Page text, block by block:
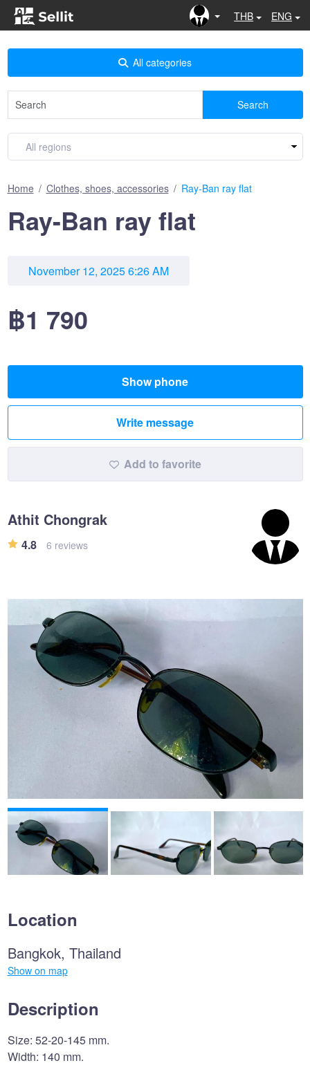
THB ENG
All categories
Search
Home Clothes, shoes, accessories Ray-Ban ray flat
Ray-Ban ray flat
November 12, 2025 6:26 AM
Location
Bangkok, Thailand
Show on map
Description
Size: 52-20-145 mm.
Width: 140 mm.
฿1 790
Show phone
Write message
Add to favorite
Athit Chongrak
4.8 6 reviews